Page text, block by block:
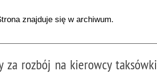
znajduje się w archiwum.
za rozbój na kierowcy taksówki